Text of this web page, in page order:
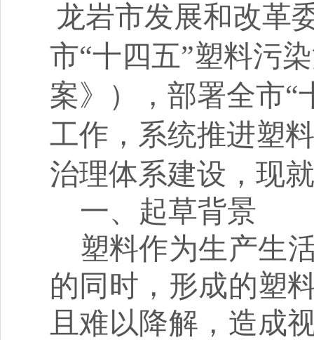
龙岩市发展和改革
市“十四五”塑料污
案》），部署全市“
工作， 系统推进塑
治理体系建设 ，现
一、 起草背景
塑料作为生产生
的同时，形成的塑
且难以降解，造成